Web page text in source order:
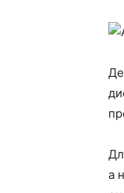
а